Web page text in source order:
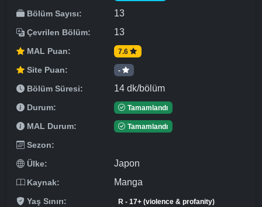
Bölüm Sayısı: 13
Çevrilen Bölüm: 13
MAL Puan: 7.6
Site Puan: -
Bölüm Süresi: 14 dk/bölüm
Durum: Tamamlandı
MAL Durum: Tamamlandı
Sezon:
Ülke:
Japon
Kaynak: Manga
Yaş Sınırı: R - 17+ (violence & profanity)